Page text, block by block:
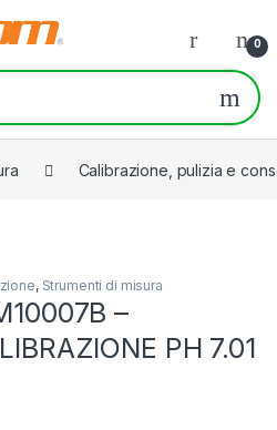
0
Calibrazione, pulizia e
, Strumenti di misura
–
PH 7.01